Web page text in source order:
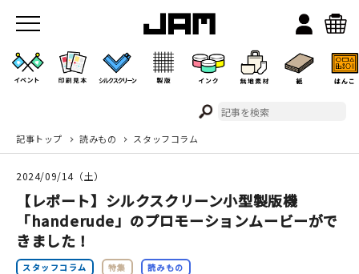
JAMのこと
お店/ワークスペース
記事トップ 読みもの スタッフコラム
2024/09/14（土）
【レポート】シルクスクリーン小型製版機
「handerude」のプロモーションムービーがで
きました！
スタッフコラム 特集 読みもの